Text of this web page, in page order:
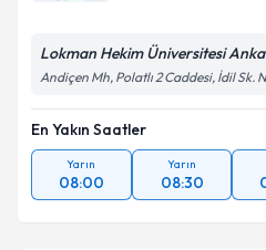
Lokman Hekim Üniversitesi
Andiçen Mh, Polatlı 2 Caddesi, İdil Sk.
En Yakın Saatler
Yarın
08:00
Yarın
08:30